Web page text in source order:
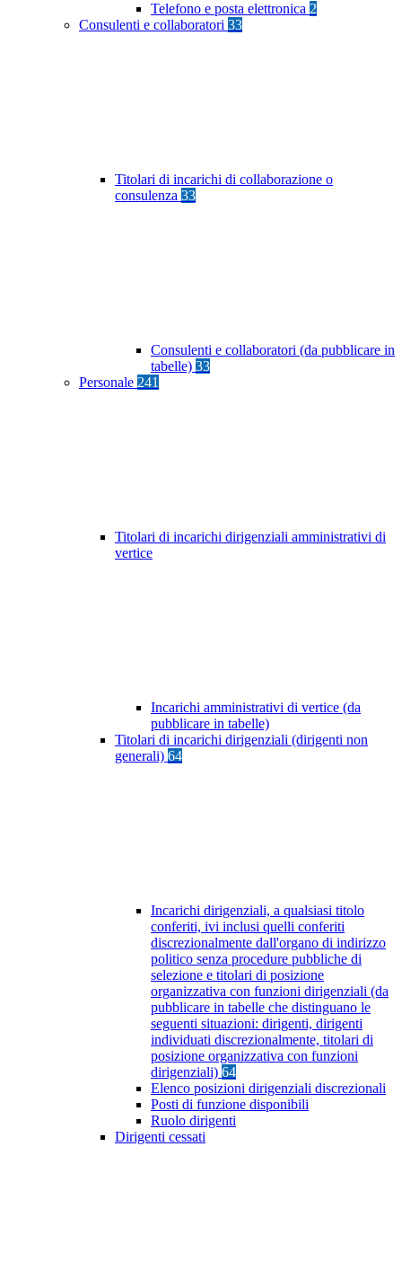
Telefono e posta elettronica 2
Consulenti e collaboratori 33
Titolari di incarichi di collaborazione o
consulenza 33
Consulenti e collaboratori (da pubblicare in
tabelle) 33
Personale 241
Titolari di incarichi dirigenziali amministrativi di
vertice
Incarichi amministrativi di vertice (da
pubblicare in tabelle)
Titolari di incarichi dirigenziali (dirigenti non
generali) 64
Incarichi dirigenziali, a qualsiasi titolo
conferiti, ivi inclusi quelli conferiti
discrezionalmente dall'organo di indirizzo
politico senza procedure pubbliche di
selezione e titolari di posizione
organizzativa con funzioni dirigenziali (da
pubblicare in tabelle che distinguano le
seguenti situazioni: dirigenti, dirigenti
individuati discrezionalmente, titolari di
posizione organizzativa con funzioni
dirigenziali) 64
Elenco posizioni dirigenziali discrezionali
Posti di funzione disponibili
Ruolo dirigenti
Dirigenti cessati